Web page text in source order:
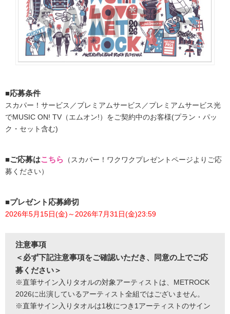
■応募条件
スカパー！サービス／プレミアムサービス／プレミアムサービス光
でMUSIC ON! TV（エムオン!）をご契約中のお客様(プラン・パッ
ク・セット含む)
■ご応募はこちら （スカパー！ワクワクプレゼントページよりご応
募ください）
■プレゼント応募締切
2026年5月15日(金)～2026年7月31日(金)23:59
注意事項
＜必ず下記注意事項をご確認いただき、同意の上でご応
募ください＞
※直筆サイン入りタオルの対象アーティストは、METROCK
2026に出演しているアーティスト全組ではございません。
※直筆サイン入りタオルは1枚につき1アーティストのサイン